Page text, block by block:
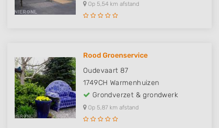
Op 5,54 km afstand
Rood Groenservice
Oudevaart 87
1749CH Warmenhuizen
Grondverzet & grondwerk
Op 5,87 km afstand